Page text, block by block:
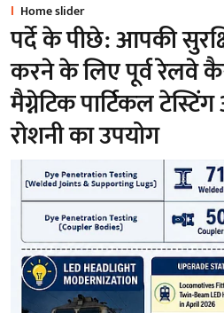
Home slider
पर्दे के पीछे: आपकी
करने के लिए पूर्व रेलवे
मैग्नेटिक पार्टिकल
रोशनी का उपयोग